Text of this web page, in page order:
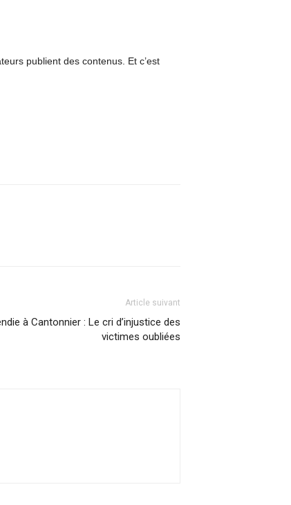
publient des contenus. Et c’est
Article suivant
à Cantonnier : Le cri d’injustice des
victimes oubliées